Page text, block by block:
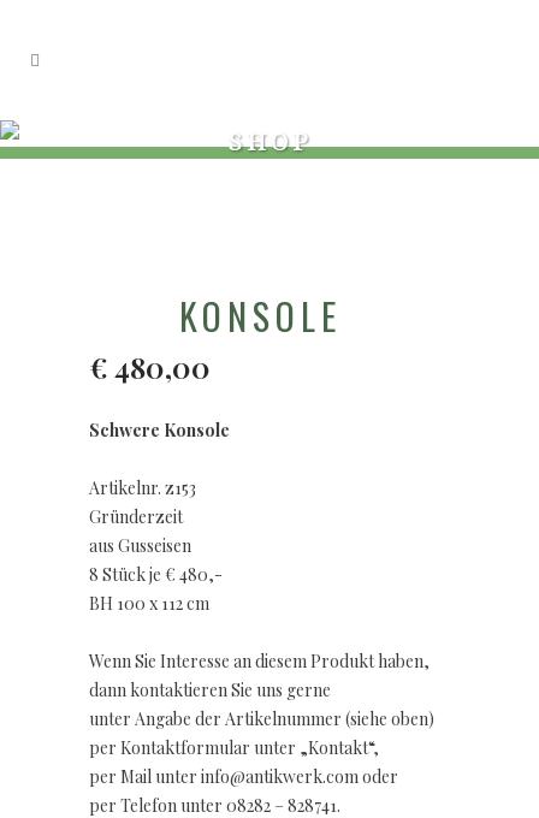
SHOP
KONSOLE
€480,00
Schwere Konsole
Artikelnr. z153
Gründerzeit
aus Gusseisen
8 Stück je € 480,-
BH 100 x 112 cm
Wenn Sie Interesse an diesem Produkt haben,
dann kontaktieren Sie uns gerne
unter Angabe der Artikelnummer (siehe oben)
per Kontaktformular unter „Kontakt“,
per Mail unter info@antikwerk.com oder
per Telefon unter 08282 – 828741.